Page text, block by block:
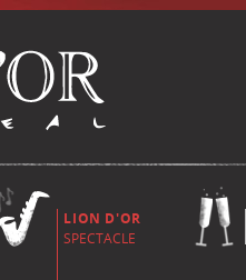
LION D'OR
SPECTACLE